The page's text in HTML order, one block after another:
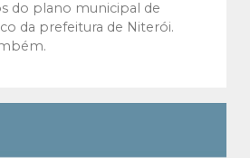
do plano municipal de
da prefeitura de Niterói.